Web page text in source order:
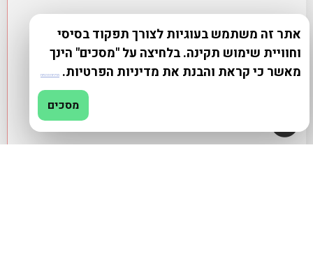
אתר זה משתמש בעוגיות לצורך תפקוד בסיסי
וחוויית שימוש תקינה. בלחיצה על "מסכים" הינך
מאשר כי קראת והבנת את מדיניות הפרטיות. מדיניות פרטיות
מסכים